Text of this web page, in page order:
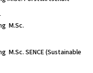
M.Sc.
M.Sc. SENCE (Sustainable